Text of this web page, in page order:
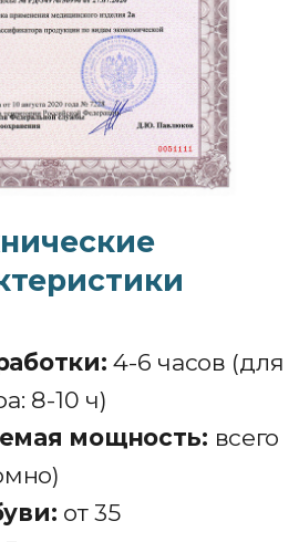
обувь
ног
правил
в
ФАКТОРЫ
руб.
3 года